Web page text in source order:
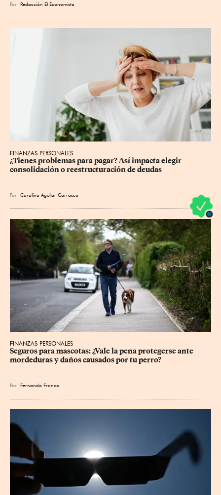
Por Redacción El Economista
FINANZAS PERSONALES
¿Tienes problemas para pagar? Así impacta elegir
consolidación o reestructuración de deudas
Por Carolina Aguilar Carrasco
FINANZAS PERSONALES
Seguros para mascotas: ¿Vale la pena protegerse ante
mordeduras y daños causados por tu perro?
Por Fernando Franco